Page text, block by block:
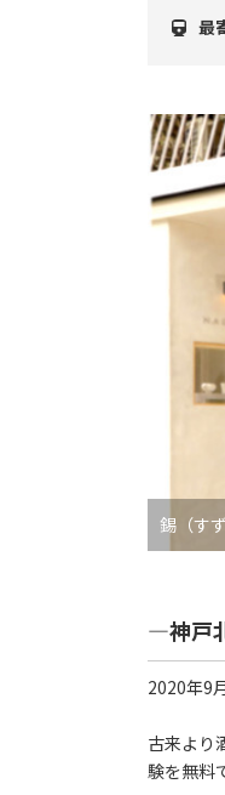
最
錫（す
―神戸
2020年9
古来より
験を無料